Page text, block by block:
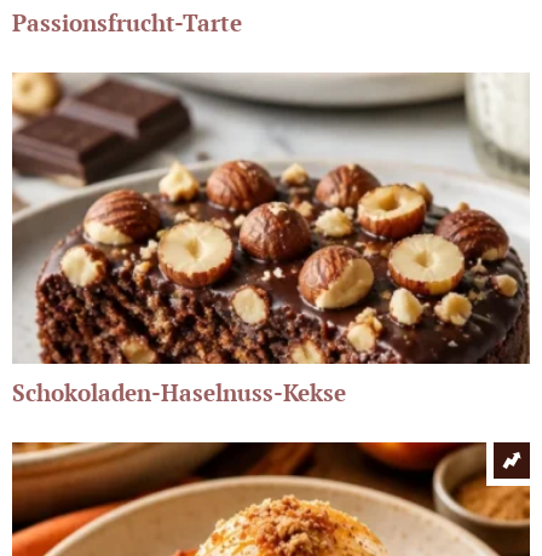
Passionsfrucht-Tarte
Schokoladen-Haselnuss-Kekse